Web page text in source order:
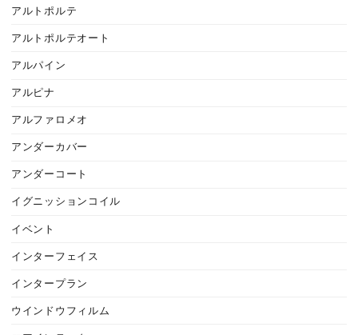
アルトポルテ
アルトポルテオート
アルパイン
アルピナ
アルファロメオ
アンダーカバー
アンダーコート
イグニッションコイル
イベント
インターフェイス
インタープラン
ウインドウフィルム